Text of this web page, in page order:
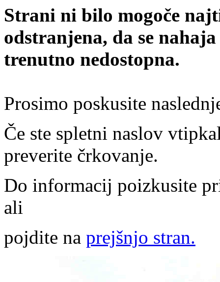
Strani ni bilo mogoče
odstranjena, da se
trenutno nedostopna.
Prosimo poskusite
Če ste spletni naslov
preverite črkovanje.
Do informacij poizkusite
ali
pojdite na prejšnjo stran.